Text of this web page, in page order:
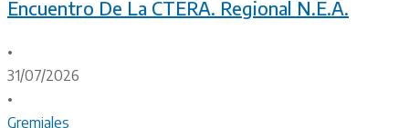
Encuentro De La CTERA. Regional N.E.A.
•
31/07/2026
•
Gremiales